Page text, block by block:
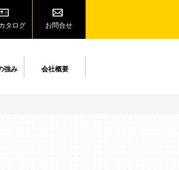
タログ お問合せ
強み 会社概要